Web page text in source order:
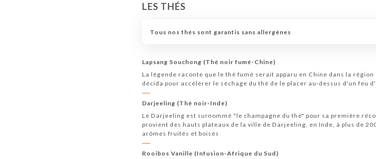
LES THÉS
Tous nos thés sont garantis sans allergènes
Lapsang Souchong (Thé noir fumé-Chine)
La légende raconte que le thé fumé serait apparu en Chine dans la
décida pour accélérer le séchage du thé de le placer au-dessus d'un feu
Darjeeling (Thé noir-Inde)
Le Darjeeling est surnommé "le champagne du thé" pour sa première
provient des hauts plateaux de la ville de Darjeeling, en Inde, à plus de
arômes fruités et boisés
Rooibos Vanille (Infusion-Afrique du Sud)